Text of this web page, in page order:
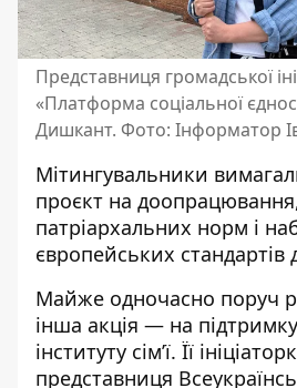
Представниця громадської
«Платформа соціальної
Дишкант. Фото: Інформатор
Мітингувальники
проєкт на
патріархальних норм і
європейських стандартів
Майже одночасно поруч
інша акція — на
інституту сім’ї. Її
представниця